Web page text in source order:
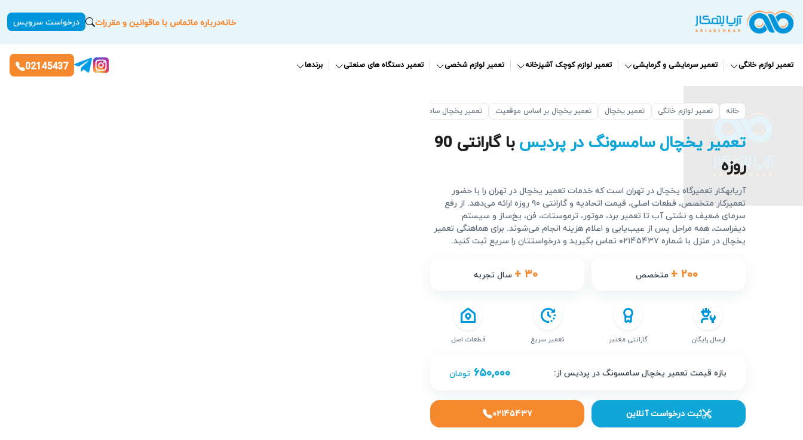
خانهدرباره ماتماس با ماقوانین و مقررات درخواست سرویس
تعمیر لوازم خانگی تعمیر سرمایشی و گرمایشی تعمیر لوازم کوچک آشپزخانه تعمیر لوازم شخصی تعمیر دستگاه های صنعتی برندها 02145437
خانه تعمیر لوازم خانگی تعمیر یخچال تعمیر یخچال بر اساس موقعیت تعمیر یخچال سامسونگ در پردیس
تعمیر یخچال سامسونگ در پردیس
با گارانتی 90
روزه
آریابهکار تعمیرگاه یخچال در تهران است که خدمات تعمیر یخچال در تهران را با حضور
تعمیرکار متخصص، قطعات اصلی، قیمت اتحادیه و گارانتی ۹۰ روزه ارائه می‌دهد. از رفع
سرمای ضعیف و نشتی آب تا تعمیر برد، موتور، ترموستات، فن، یخ‌ساز و سیستم
دیفراست، همه مراحل پس از عیب‌یابی و اعلام هزینه انجام می‌شوند. برای هماهنگی تعمیر
یخچال در منزل با شماره ۰۲۱۴۵۴۳۷ تماس بگیرید و درخواستتان را سریع ثبت کنید.
+ ۲۰۰ متخصص + ۳۰ سال تجربه
ارسال رایگان گارانتی معتبر تعمیر سریع قطعات اصل
بازه قیمت تعمیر یخچال سامسونگ در پردیس از: ۶۵۰,۰۰۰ تومان
ثبت درخواست آنلاین ۰۲۱۴۵۴۳۷